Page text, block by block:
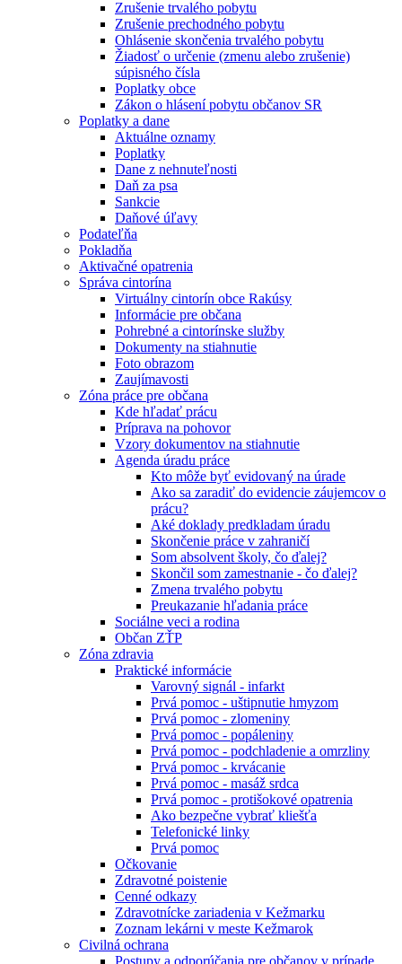
Zrušenie trvalého pobytu
Zrušenie prechodného pobytu
Ohlásenie skončenia trvalého pobytu
Žiadosť o určenie (zmenu alebo zrušenie)
súpisného čísla
Poplatky obce
Zákon o hlásení pobytu občanov SR
Poplatky a dane
Aktuálne oznamy
Poplatky
Dane z nehnuteľnosti
Daň za psa
Sankcie
Daňové úľavy
Podateľňa
Pokladňa
Aktivačné opatrenia
Správa cintorína
Virtuálny cintorín obce Rakúsy
Informácie pre občana
Pohrebné a cintorínske služby
Dokumenty na stiahnutie
Foto obrazom
Zaujímavosti
Zóna práce pre občana
Kde hľadať prácu
Príprava na pohovor
Vzory dokumentov na stiahnutie
Agenda úradu práce
Kto môže byť evidovaný na úrade
Ako sa zaradiť do evidencie záujemcov o
prácu?
Aké doklady predkladam úradu
Skončenie práce v zahraničí
Som absolvent školy, čo ďalej?
Skončil som zamestnanie - čo ďalej?
Zmena trvalého pobytu
Preukazanie hľadania práce
Sociálne veci a rodina
Občan ZŤP
Zóna zdravia
Praktické informácie
Varovný signál - infarkt
Prvá pomoc - uštipnutie hmyzom
Prvá pomoc - zlomeniny
Prvá pomoc - popáleniny
Prvá pomoc - podchladenie a omrzliny
Prvá pomoc - krvácanie
Prvá pomoc - masáž srdca
Prvá pomoc - protišokové opatrenia
Ako bezpečne vybrať kliešťa
Telefonické linky
Prvá pomoc
Očkovanie
Zdravotné poistenie
Cenné odkazy
Zdravotnícke zariadenia v Kežmarku
Zoznam lekárni v meste Kežmarok
Civilná ochrana
Postupy a odporúčania pre občanov v prípade